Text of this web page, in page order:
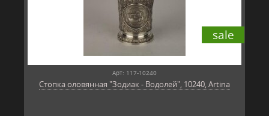
sale
Арт: 117-10240
Стопка оловянная "Зодиак - Водолей", 10240, Artina